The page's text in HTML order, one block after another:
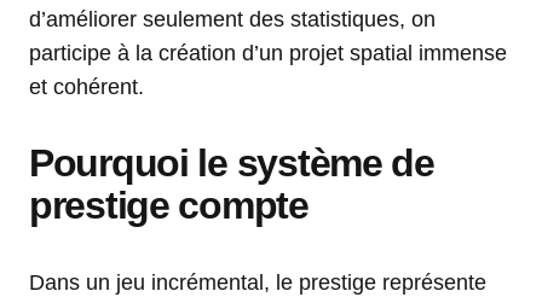
d’améliorer seulement des statistiques, on
participe à la création d’un projet spatial immense
et cohérent.
Pourquoi le système de
prestige compte
Dans un jeu incrémental, le prestige représente